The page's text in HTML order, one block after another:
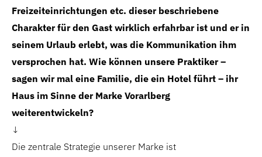
Freizeiteinrichtungen etc. dieser beschriebene
Charakterfür den Gast wirklich erfahrbar ist und er in
seinem Urlaub erlebt, was die Kommunikation ihm
versprochen hat. Wie können unsere Praktiker –
sagen wir mal eine Familie, die ein Hotel führt – ihr
Haus im Sinne der Marke Vorarlberg
weiterentwickeln?
↓
Die zentrale Strategie unserer Marke ist